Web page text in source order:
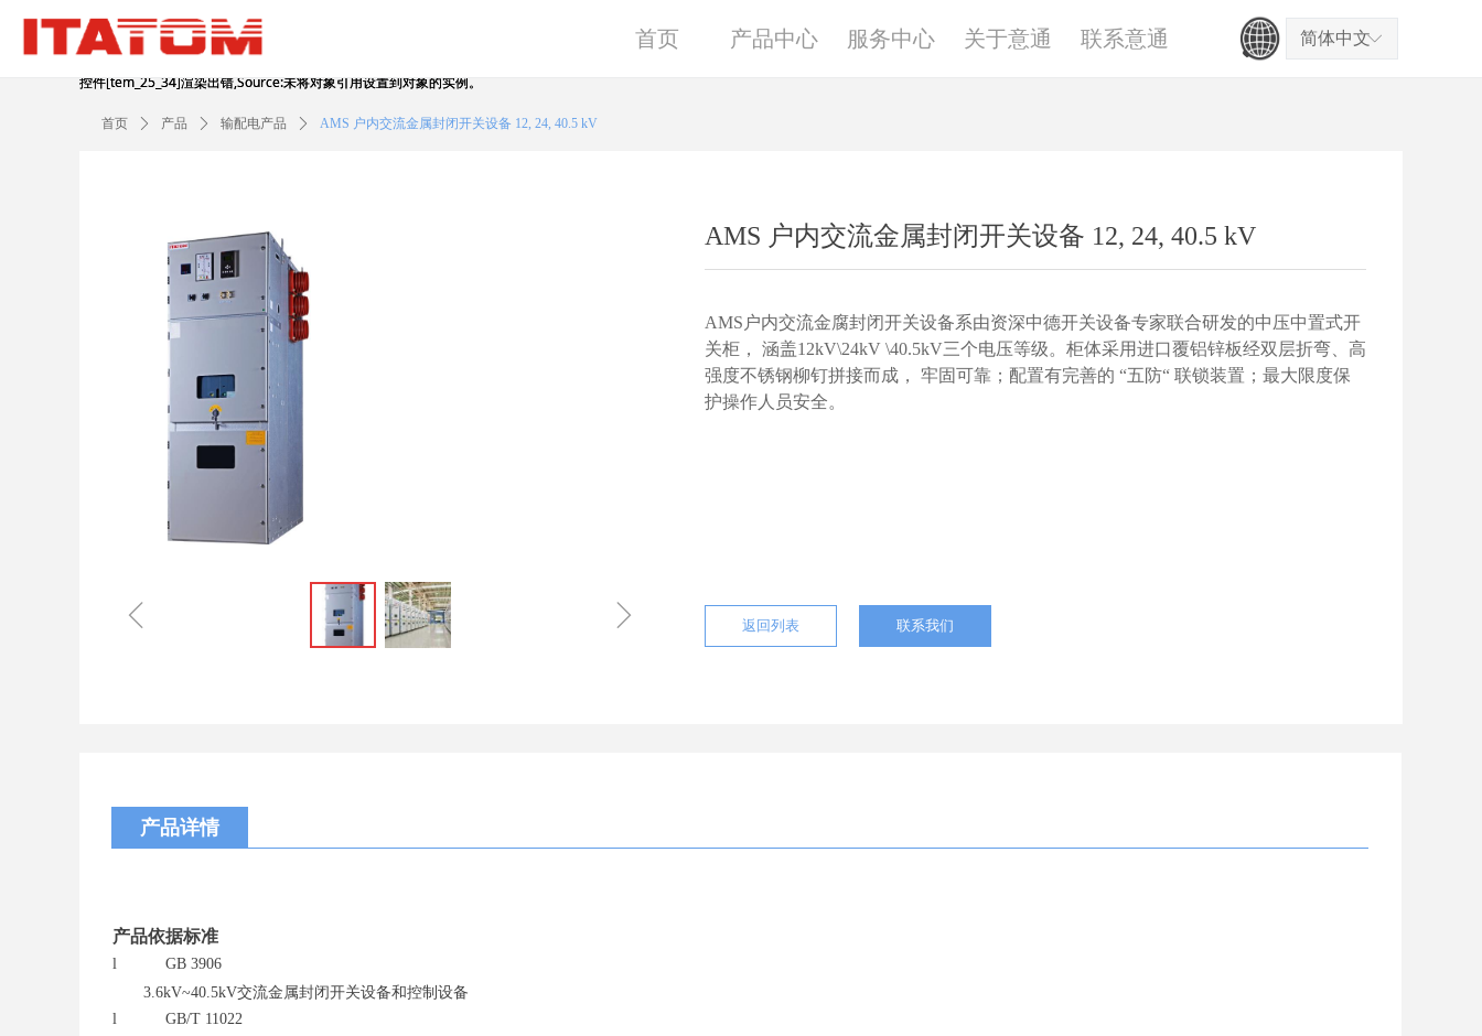
ꀅ
简体中文
首页 产品中心 服务中心 关于意通 联系意通
控件[tem_25_34]渲染出错,Source:未将对象引用设置到对象的实例。
首页 ꄲ 产品 ꄲ 输配电产品 ꄲ AMS 户内交流金属封闭开关设备 12, 24, 40.5 kV
ꁆ ꁇ
AMS 户内交流金属封闭开关设备 12, 24, 40.5 kV
AMS户内交流金腐封闭开关设备系由资深中德开关设备专家联合研发的中压中置式开
关柜， 涵盖12kV\24kV \40.5kV三个电压等级。柜体采用进口覆铝锌板经双层折弯、高
强度不锈钢柳钉拼接而成， 牢固可靠；配置有完善的 “五防“ 联锁装置；最大限度保
护操作人员安全。
返回列表 联系我们
产品详情
产品依据标准
l GB 3906
3.6kV~40.5kV交流金属封闭开关设备和控制设备
l
GB/T 11022
控件[tem_25_34]渲染出错,Source:未将对象引用设置到对象的实例。